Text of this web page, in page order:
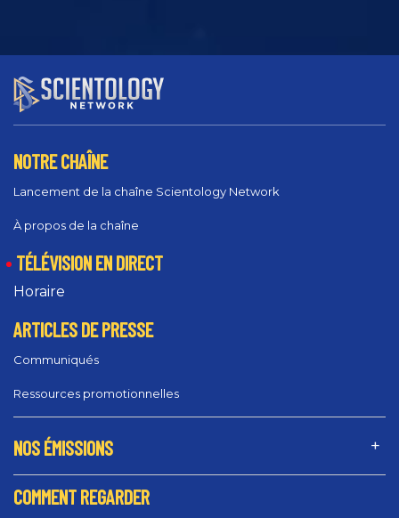
NOTRE CHAÎNE
Lancement de la chaîne Scientology Network
À propos de la chaîne
TÉLÉVISION EN DIRECT
Horaire
ARTICLES DE PRESSE
Communiqués
Ressources promotionnelles
NOS ÉMISSIONS
COMMENT REGARDER